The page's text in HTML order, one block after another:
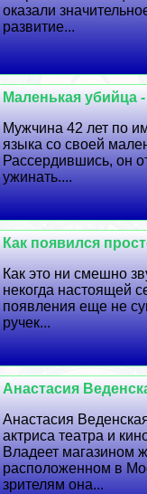
оказали
развитие...
Маленькая
Мужчина 42 лет по
языка со своей
Рассердившись, он
ужинать....
Как появился
Как это ни смешно
некогда настоящей
появления еще не
ручек...
Анастасия
Анастасия
актриса театра и
Владеет магазином
расположенном в
зрителям она...